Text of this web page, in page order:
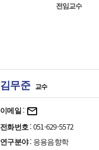
전임교수
김무준 교수
이메일:
전화번호: 051-629-5572
연구분야: 응용음향학